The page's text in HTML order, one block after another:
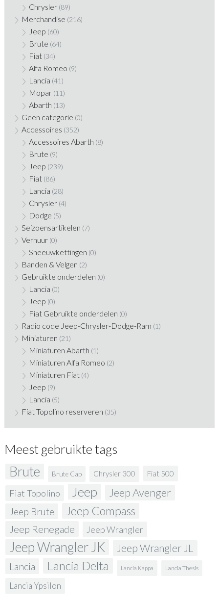
Chrysler (89)
Merchandise (216)
Jeep (60)
Brute (64)
Fiat (34)
Alfa Romeo (9)
Lancia (41)
Mopar (11)
Abarth (13)
Geen categorie (0)
Accessoires (352)
Accessoires Abarth (8)
Brute (9)
Jeep (239)
Fiat (86)
Lancia (28)
Chrysler (4)
Dodge (5)
Seizoensartikelen (7)
Verhuur (0)
Sneeuwkettingen (0)
Banden & Velgen (2)
Gebruikte onderdelen (0)
Lancia (0)
Jeep (0)
Fiat Gebruikte onderdelen (0)
Radio code Jeep-Chrysler-Dodge-Ram (1)
Miniaturen (21)
Miniaturen Abarth (1)
Miniaturen Alfa Romeo (2)
Miniaturen Fiat (4)
Jeep (9)
Lancia (5)
Fiat Topolino reserveren (35)
Meest gebruikte tags
Brute Brute Cap Chrysler 300 Fiat 500
Fiat Topolino Jeep Jeep Avenger
Jeep Brute Jeep Compass
Jeep Renegade Jeep Wrangler
Jeep Wrangler JK Jeep Wrangler JL
Lancia Lancia Delta Lancia Kappa Lancia Thesis
Lancia Ypsilon